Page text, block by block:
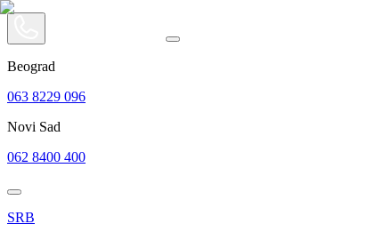
Beograd
063 8229 096
Novi Sad
062 8400 400
SRB